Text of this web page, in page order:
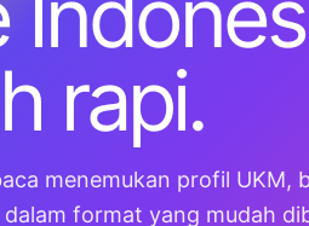
rapi.
menemukan profil
format yang mudah